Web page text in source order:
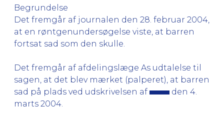
Begrundelse
Det fremgår af journalen den 28. februar 2004,
at en røntgenundersøgelse viste, at barren
fortsat sad som den skulle.
Det fremgår af afdelingslæge As udtalelse til
sagen, at det blev mærket (palperet), at barren
sad på plads ved udskrivelsen af
den 4.
marts 2004.